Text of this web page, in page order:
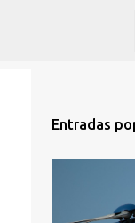
Entradas